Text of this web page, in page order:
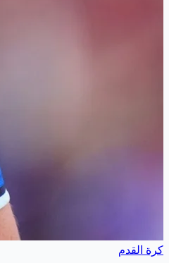
كرة القدم